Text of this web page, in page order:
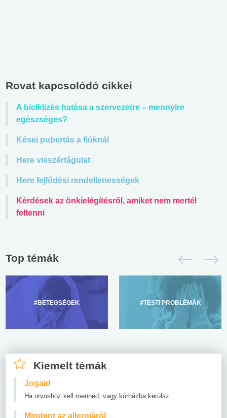
Rovat kapcsolódó cikkei
A biciklizés hatása a szervezetre – mennyire
egészséges?
Kései pubertás a fiúknál
Here visszértágulat
Here fejlődési rendellenességek
Kérdések az önkielégítésről, amiket nem mertél
feltenni
Top témák
#BETEGSÉGEK #TESTI PROBLÉMÁK
Kiemelt témák
Jogaid
Ha orvoshoz kell menned, vagy kórházba kerülsz
Mindent az allergiáról